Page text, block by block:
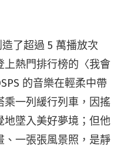
了超過 5 萬播放次
熱門排行榜的〈我會
的音樂在輕柔中帶
乘一列緩行列車，因搖
地墜入美好夢境；但他
、一張張風景照，是靜